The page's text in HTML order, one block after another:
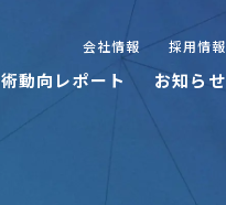
動向レポート お知らせ
会社情報 採用情報